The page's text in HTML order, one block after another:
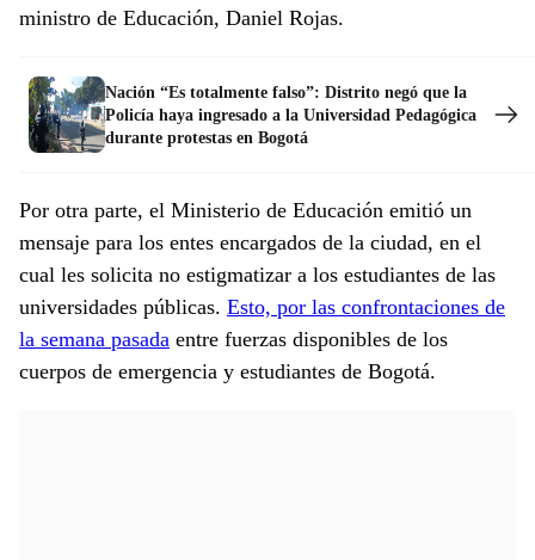
ministro de Educación, Daniel Rojas.
Nación “Es totalmente falso”: Distrito negó que la
Policía haya ingresado a la Universidad Pedagógica
durante protestas en Bogotá
Por otra parte, el Ministerio de Educación emitió un
mensaje para los entes encargados de la ciudad, en el
cual les solicita no estigmatizar a los estudiantes de las
universidades públicas. Esto, por las confrontaciones de
la semana pasada entre fuerzas disponibles de los
cuerpos de emergencia y estudiantes de Bogotá.